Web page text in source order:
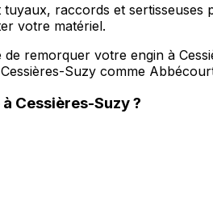
raccords et
votre matériel.
de remorquer votre engin à
Suzy comme
à Cessières-Suzy?